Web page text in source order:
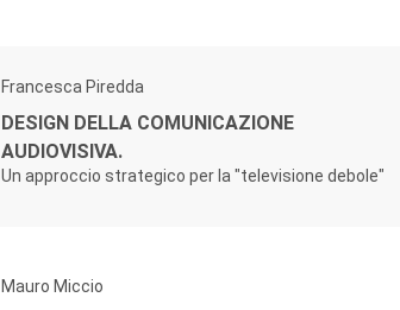
Francesca Piredda
DESIGN DELLA COMUNICAZIONE
AUDIOVISIVA.
Un approccio strategico per la "televisione debole"
Mauro Miccio